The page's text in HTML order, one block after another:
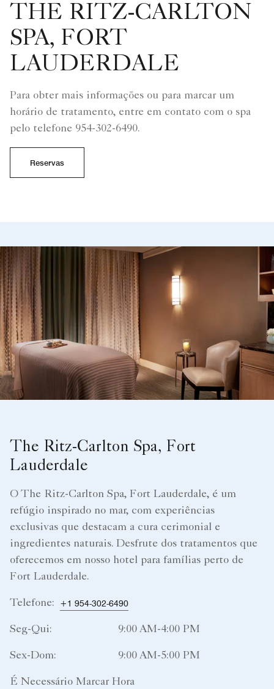
THE RITZ-CARLTON
SPA, FORT
LAUDERDALE
Para obter mais informações ou para marcar um
horário de tratamento, entre em contato com o spa
pelo telefone 954-302-6490.
Reservas
The Ritz-Carlton Spa, Fort
Lauderdale
O The Ritz-Carlton Spa, Fort Lauderdale, é um
refúgio inspirado no mar, com experiências
exclusivas que destacam a cura cerimonial e
ingredientes naturais. Desfrute dos tratamentos que
oferecemos em nosso hotel para famílias perto de
Fort Lauderdale.
Telefone: +1 954-302-6490
Seg-Qui: 9:00 AM-4:00 PM
Sex-Dom: 9:00 AM-5:00 PM
É Necessário Marcar Hora